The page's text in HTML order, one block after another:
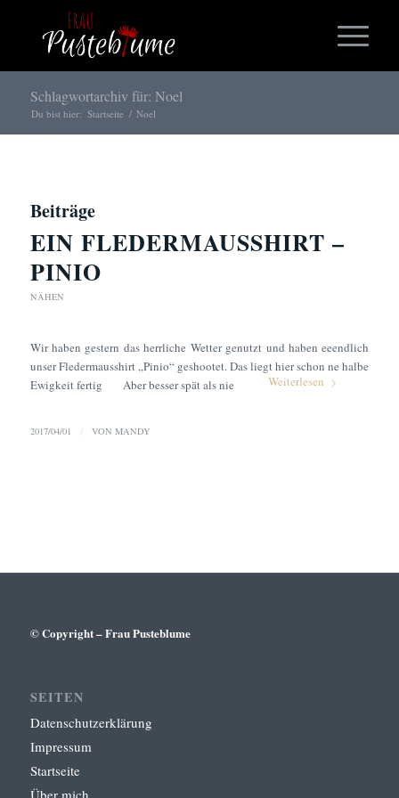
Schlagwortarchiv für: Noel
Du bist hier: Startseite / Noel
Beiträge
EIN FLEDERMAUSSHIRT –
PINIO
NÄHEN
Wir haben gestern das herrliche Wetter genutzt und haben eeendlich
unser Fledermausshirt „Pinio“ geshootet. Das liegt hier schon ne halbe
Ewigkeit fertig
Aber besser spät als nie Weiterlesen
2017/04/01 / VON MANDY
© Copyright – Frau Pusteblume
SEITEN
Datenschutzerklärung
Impressum
Startseite
Über mich